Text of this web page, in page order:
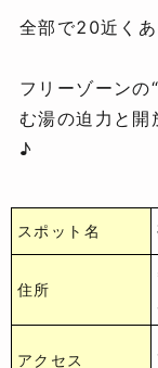
全部で20近く
フリーゾーンの
む湯の迫力と開
♪
スポット名
住所
アクセス